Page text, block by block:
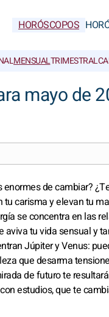
HORÓSCOPOS
MENSUALTRIMESTRAL
mayo de
de cambiar?
carisma y elevan tu
se concentra en las
aviva tu vida sensual y
Júpiter y Venus:
que desarma
de futuro te
estudios, que te